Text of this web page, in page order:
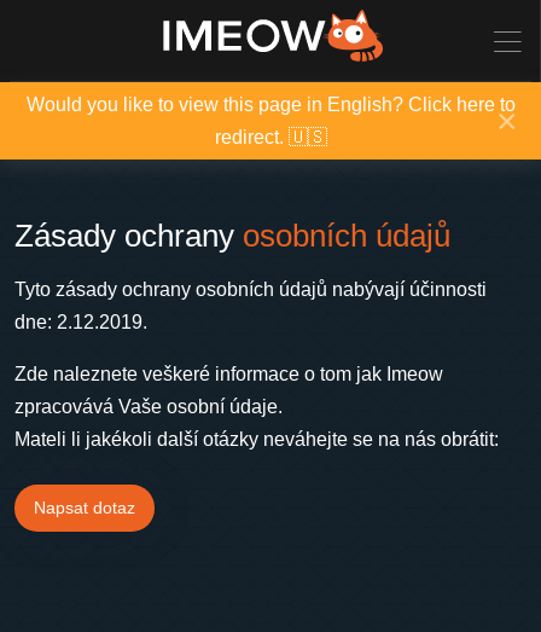
Would you like to view this page in English? Click here to
redirect. 🇺🇸
×
Zásady ochrany osobních údajů
Tyto zásady ochrany osobních údajů nabývají účinnosti
dne: 2.12.2019.
Zde naleznete veškeré informace o tom jak Imeow
zpracovává Vaše osobní údaje.
Mateli li jakékoli další otázky neváhejte se na nás obrátit:
Napsat dotaz